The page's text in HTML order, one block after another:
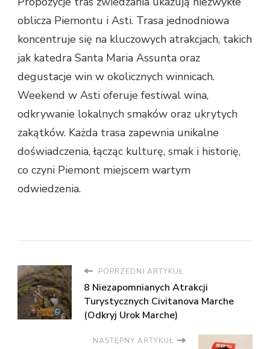
oblicza Piemontu i Asti. Trasa jednodniowa
koncentruje się na kluczowych atrakcjach, takich
jak katedra Santa Maria Assunta oraz
degustacje win w okolicznych winnicach.
Weekend w Asti oferuje festiwal wina,
odkrywanie lokalnych smaków oraz ukrytych
zakątków. Każda trasa zapewnia unikalne
doświadczenia, łącząc kulturę, smak i historię,
co czyni Piemont miejscem wartym
odwiedzenia.
POPRZEDNI ARTYKUŁ
8 Niezapomnianych Atrakcji
Turystycznych Civitanova Marche
(Odkryj Urok Marche)
NASTĘPNY ARTYKUŁ